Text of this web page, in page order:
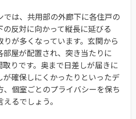
では、共用部の外廊下に各住戸の
反対に向かって縦長に延びる
りが多くなっています。玄関から
屋が配置され、突き当たりに
りです。奥まで日差しが届きに
が確保しにくかったりといったデ
、個室ごとのプライバシーを保ち
るでしょう。